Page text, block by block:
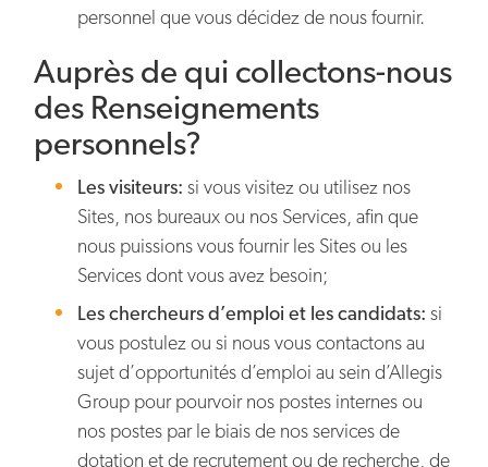
personnel que vous décidez de nous fournir.
Auprès de qui collectons-nous
des Renseignements
personnels?
Les visiteurs: si vous visitez ou utilisez nos
Sites, nos bureaux ou nos Services, afin que
nous puissions vous fournir les Sites ou les
Services dont vous avez besoin;
Les chercheurs d’emploi et les candidats: si
vous postulez ou si nous vous contactons au
sujet d’opportunités d’emploi au sein d’Allegis
Group pour pourvoir nos postes internes ou
nos postes par le biais de nos services de
dotation et de recrutement ou de recherche, de